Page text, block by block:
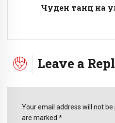
Чуден танц на
Leave a
Your email address will not
are marked *